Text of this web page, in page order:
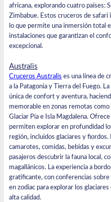
africana, explorando cuatro países:
Zimbabue. Estos cruceros de safari
lo que permite una inmersión total
instalaciones que garantizan el
excepcional.
Australis
Cruceros Australis es una línea de
a la Patagonia y Tierra del Fuego.
única de confort y aventura,
memorable en zonas remotas como
Glaciar Pía e Isla Magdalena.
permiten explorar en profundidad
región, incluidos glaciares y
camarotes, comidas, bebidas y
pasajeros descubrir la fauna local,
magallánicos. La experiencia a
gratificante, con conferencias
en zodiac para explorar los
alta calidad.